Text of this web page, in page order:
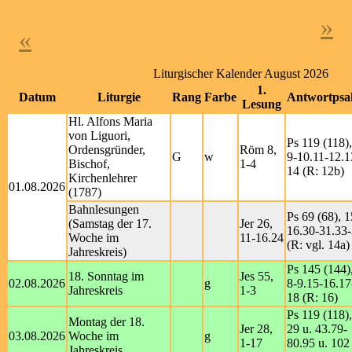
« »
Liturgischer Kalender August 2026
Datum
Liturgie Rang Farbe
1.
Lesung
01.08.2026
Hl. Alfons Maria
von Liguori,
Ordensgründer,
Bischof,
Kirchenlehrer
(1787)
G w
Röm 8,
1-4
Ps 119 (118),
9-10.11-
14 (R: 12b)
Bahnlesungen
(Samstag der 17.
Woche im
Jahreskreis)
Jer 26,
11-16.24
Ps 69 (68),
16.30-
(R: vgl. 14a)
02.08.2026
18. Sonntag im
Jahreskreis
g
Jes 55,
1-3
Ps 145
8-9.15-
18 (R: 16)
03.08.2026
Montag der 18.
Woche im
g
Jer 28,
1-17
Ps 119 (118),
29 u. 43.79-
80.95 u. 102